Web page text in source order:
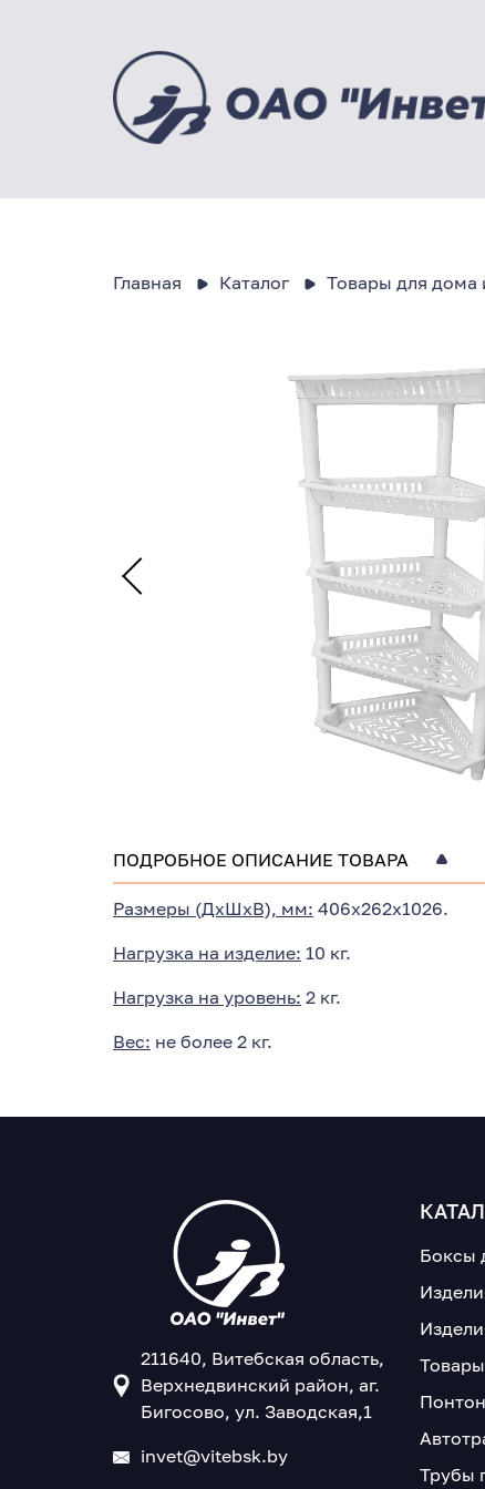
Главная Каталог Товары для дома
ПОДРОБНОЕ ОПИСАНИЕ ТОВАРА
Размеры (ДхШхВ), мм: 406х262х1026.
Нагрузка на изделие: 10 кг.
Нагрузка на уровень: 2 кг.
Вес: не более 2 кг.
211640, Витебская область,
Верхнедвинский район, аг.
Бигосово, ул. Заводская,1
invet@vitebsk.by
Боксы
Трубы